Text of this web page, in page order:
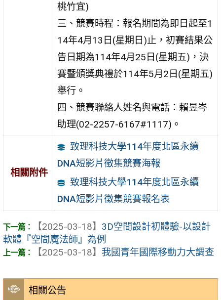
相關公告
桃竹宜)
三、競賽時程：報名期間為即日起至1
14年4月13日(星期日)止，初賽結果公
告日期為114年4月25日(星期五)，決
賽暨頒獎典禮於114年5月2日(星期五)
舉行。
四、競賽聯絡人姓名與電話：賴昱岑
助理(02-2257-6167#1117)。
相關附件
致理科技大學114年度北區永續
DNA短影片徵集競賽海報
致理科技大學114年度北區永續
DNA短影片徵集競賽報名表
【2025-03-18】 3D空間設計初體驗-以設計
軟體『空間魔法師』為例
【2025-03-18】 我國青年國際移動力大調查